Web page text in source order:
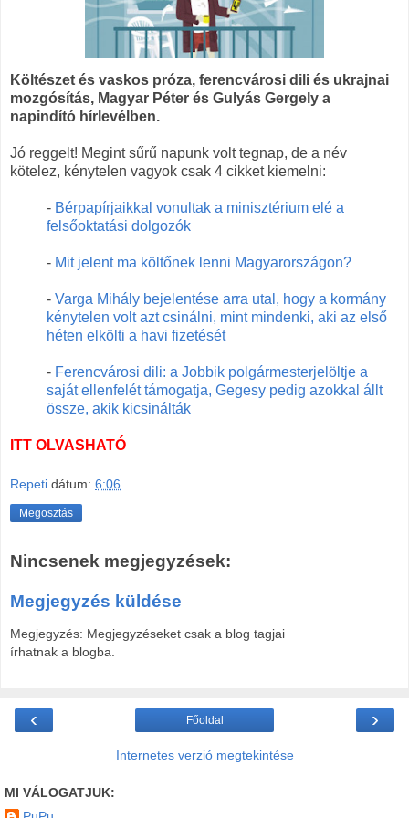
Költészet és vaskos próza, ferencvárosi dili és ukrajnai
mozgósítás, Magyar Péter és Gulyás Gergely a
napindító hírlevélben.
Jó reggelt! Megint sűrű napunk volt tegnap, de a név
kötelez, kénytelen vagyok csak 4 cikket kiemelni:
- Bérpapírjaikkal vonultak a minisztérium elé a
felsőoktatási dolgozók
- Mit jelent ma költőnek lenni Magyarországon?
- Varga Mihály bejelentése arra utal, hogy a kormány
kénytelen volt azt csinálni, mint mindenki, aki az első
héten elkölti a havi fizetését
- Ferencvárosi dili: a Jobbik polgármesterjelöltje a
saját ellenfelét támogatja, Gegesy pedig azokkal állt
össze, akik kicsinálták
ITT OLVASHATÓ
Repeti dátum: 6:06
Megosztás
Nincsenek megjegyzések:
Megjegyzés küldése
Megjegyzés: Megjegyzéseket csak a blog tagjai
írhatnak a blogba.
‹ ›
Főoldal
Internetes verzió megtekintése
MI VÁLOGATJUK: